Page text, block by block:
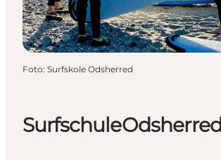
SurfschuleOdsherred
Foto: Surfskole Odsherred